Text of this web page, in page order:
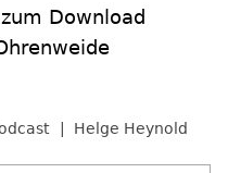
Download
Helge Heynold